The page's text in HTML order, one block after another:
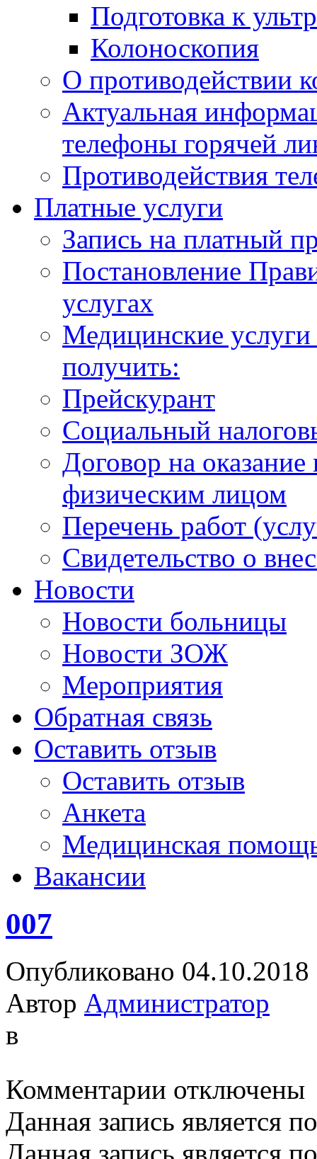
Подготовка к
Колоноскопия
О противодействии
Актуальная
телефоны горячей
Противодействия
Платные услуги
Запись на платный
Постановление
услугах
Медицинские
получить:
Прейскурант
Социальный
Договор на
физическим лицом
Перечень работ
Свидетельство о
Новости
Новости больницы
Новости ЗОЖ
Мероприятия
Обратная связь
Оставить отзыв
Оставить отзыв
Анкета
Медицинская
Вакансии
007
Опубликовано 04.10.2018
Автор Администратор
в
Комментарии записи
отключены
Данная запись является
Данная запись является